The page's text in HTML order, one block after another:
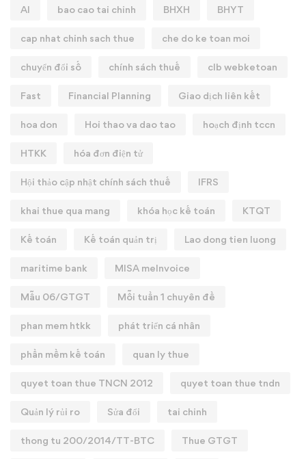
AI bao cao tai chinh BHXH BHYT
cap nhat chinh sach thue che do ke toan moi
chuyển đổi số chính sách thuế clb webketoan
Fast Financial Planning Giao dịch liên kết
hoa don Hoi thao va dao tao hoạch định tccn
HTKK hóa đơn điện tử
Hội thảo cập nhật chính sách thuế IFRS
khai thue qua mang khóa học kế toán KTQT
Kế toán Kế toán quản trị Lao dong tien luong
maritime bank MISA meInvoice
Mẫu 06/GTGT Mỗi tuần 1 chuyên đề
phan mem htkk phát triển cá nhân
phần mềm kế toán quan ly thue
quyet toan thue TNCN 2012 quyet toan thue tndn
Quản lý rủi ro Sửa đổi tai chinh
thong tu 200/2014/TT-BTC Thue GTGT